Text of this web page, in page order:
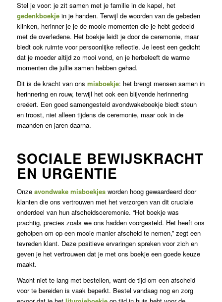
Stel je voor: je zit samen met je familie in de kapel, het
gedenkboekjein je handen. Terwijl de woorden van de gebeden
klinken, herinner je je de mooie momenten die je hebt gedeeld
met de overledene. Het boekje leidt je door de ceremonie, maar
biedt ook ruimte voor persoonlijke reflectie. Je leest een gedicht
dat je moeder altijd zo mooi vond, en je herbeleeft de warme
momenten die jullie samen hebben gehad.
Dit is de kracht van ons misboekje: het brengt mensen samen in
herinnering en rouw, terwijl het ook een blijvende herinnering
creëert. Een goed samengesteld avondwakeboekje biedt steun
en troost, niet alleen tijdens de ceremonie, maar ook in de
maanden en jaren daarna.
SOCIALE BEWIJSKRACHT
EN URGENTIE
Onze avondwake misboekjesworden hoog gewaardeerd door
klanten die ons vertrouwen met het verzorgen van dit cruciale
onderdeel van hun afscheidsceremonie. “Het boekje was
prachtig, precies zoals we ons hadden voorgesteld. Het heeft ons
geholpen om op een mooie manier afscheid te nemen,” zegt een
tevreden klant. Deze positieve ervaringen spreken voor zich en
geven je het vertrouwen dat je met ons boekje een goede keuze
maakt.
Wacht niet te lang met bestellen, want de tijd om een afscheid
voor te bereiden is vaak beperkt. Bestel vandaag nog en zorg